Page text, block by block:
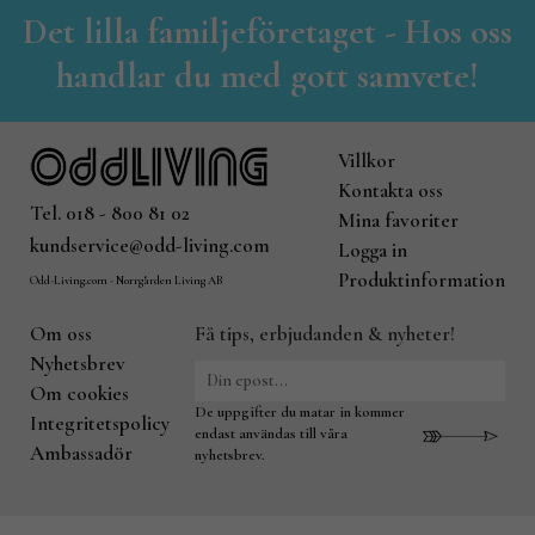
Det lilla familjeföretaget - Hos oss
handlar du med gott samvete!
Tel. 018 - 800 81 02
kundservice@odd-living.com
Odd-Living.com - Norrgården Living AB
Villkor
Kontakta oss
Mina favoriter
Logga in
Produktinformation
Om oss
Nyhetsbrev
Om cookies
Integritetspolicy
Ambassadör
Få tips, erbjudanden & nyheter!
De uppgifter du matar in kommer
endast användas till våra
nyhetsbrev.